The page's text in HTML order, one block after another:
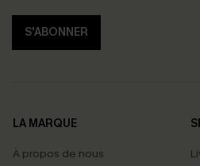
S'ABONNER
LA MARQUE
À propos de nous